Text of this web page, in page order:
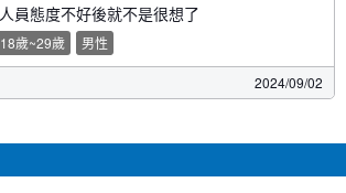
員態度不好後就不是很想了
18歲~29歲 男性
2024/09/02